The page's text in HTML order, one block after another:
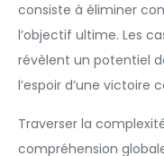
consiste à éliminer
l’objectif ultime. Les
révèlent un potentiel
l’espoir d’une
Traverser la
compréhension